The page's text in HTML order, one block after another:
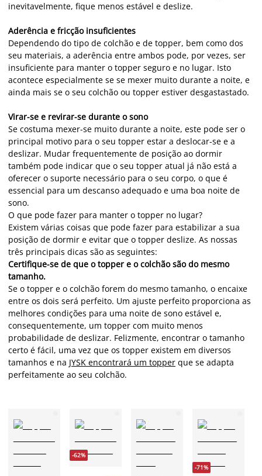
inevitavelmente, fique menos estável e deslize.
Aderência e fricção insuficientes
Dependendo do tipo de colchão e de topper, bem como dos
seu materiais, a aderência entre ambos pode, por vezes, ser
insuficiente para manter o topper seguro e no lugar. Isto
acontece especialmente se se mexer muito durante a noite, e
ainda mais se o seu colchão ou topper estiver desgastastado.
Virar-se e revirar-se durante o sono
Se costuma mexer-se muito durante a noite, este pode ser o
principal motivo para o seu topper estar a deslocar-se e a
deslizar. Mudar frequentemente de posição ao dormir
também pode indicar que o seu topper atual já não está a
oferecer o suporte necessário para o seu corpo, o que é
essencial para um descanso adequado e uma boa noite de
sono.
O que pode fazer para manter o topper no lugar?
Existem várias coisas que pode fazer para estabilizar a sua
posição de dormir e evitar que o topper deslize. As nossas
três principais dicas são as seguintes:
Certifique-se de que o topper e o colchão são do mesmo
tamanho.
Se o topper e o colchão forem do mesmo tamanho, o encaixe
entre os dois será perfeito. Um ajuste perfeito proporciona as
melhores condições para uma noite de sono estável e,
consequentemente, um topper com muito menos
probabilidade de deslizar. Felizmente, encontrar o tamanho
certo é fácil, uma vez que os topper existem em diversos
tamanhos e na JYSK encontrará um topper que se adapta
perfeitamente ao seu colchão.
-62%
-71%